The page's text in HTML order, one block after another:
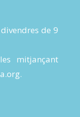
de 9
mitjançant
.